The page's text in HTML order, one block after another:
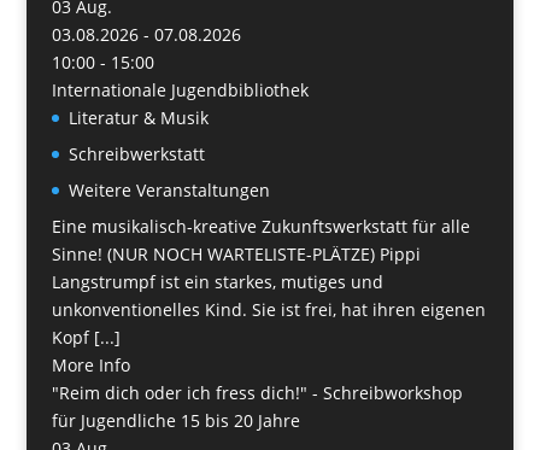
03 Aug.
03.08.2026 - 07.08.2026
10:00 - 15:00
Internationale Jugendbibliothek
Literatur & Musik
Schreibwerkstatt
Weitere Veranstaltungen
Eine musikalisch-kreative Zukunftswerkstatt für alle
Sinne! (NUR NOCH WARTELISTE-PLÄTZE) Pippi
Langstrumpf ist ein starkes, mutiges und
unkonventionelles Kind. Sie ist frei, hat ihren eigenen
Kopf [...]
More Info
"Reim dich oder ich fress dich!" - Schreibworkshop
für Jugendliche 15 bis 20 Jahre